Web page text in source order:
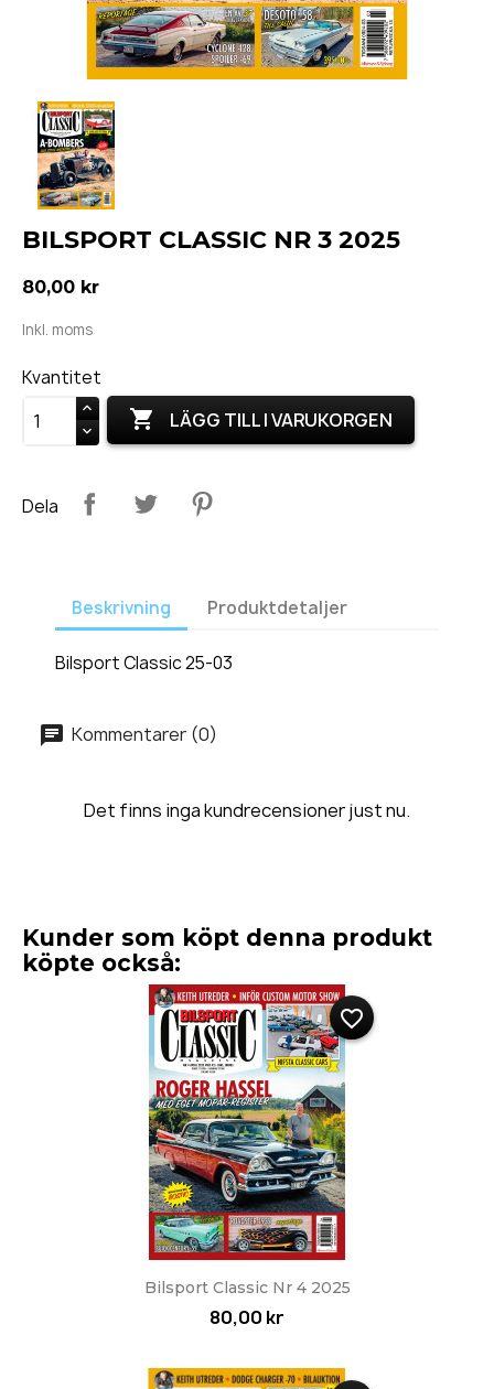
BILSPORT CLASSIC NR 3 2025
80,00 kr
Inkl. moms
Kvantitet
 LÄGG TILL I VARUKORGEN
Dela
Beskrivning Produktdetaljer
Bilsport Classic 25-03
Kommentarer (0)
Det finns inga kundrecensioner just nu.
Kunder som köpt denna produkt
köpte också:
Bilsport Classic Nr 4 2025
80,00 kr
favorite_border